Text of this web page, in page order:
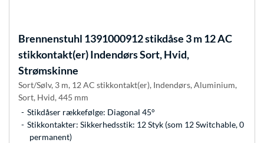
Brennenstuhl 1391000912 stikdåse 3 m 12 AC
stikkontakt(er) Indendørs Sort, Hvid,
Strømskinne
Sort/Sølv, 3 m, 12 AC stikkontakt(er), Indendørs, Aluminium,
Sort, Hvid, 445 mm
Stikdåser rækkefølge: Diagonal 45°
Stikkontakter: Sikkerhedsstik: 12 Styk (som 12 Switchable, 0
permanent)